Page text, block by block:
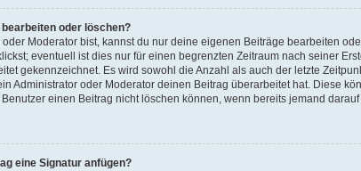
oder löschen?
Moderator bist, kannst du nur deine eigenen Beiträge bearbeiten
eventuell ist dies nur für einen begrenzten Zeitraum nach seiner
gekennzeichnet. Es wird sowohl die Anzahl als auch der letzte
Administrator oder Moderator deinen Beitrag überarbeitet hat. Diese
einen Beitrag nicht löschen können, wenn bereits jemand
eine Signatur anfügen?